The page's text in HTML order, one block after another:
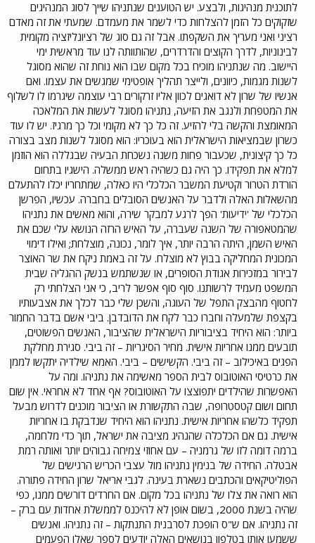
לתוכנית מנהיגות, ולבצע. יש הטוענים שנתניהו שייך לסוג המנהיגים
שזקוקים כל הזמן להצלחות כדי לשמר את מעמדם. שמעתי את זה מאדם
רציני ואני מעריך את השקפתו. אבל זה גם סוג של רציונליזציה מקומית
לבינוניות, לדרך הקוצים והדרדרים, שהותוותה לנו עוד מראשית ימי
היישוב. מה שנתניהו מוכיח בכל מקום שבו הוא נוחת זה שהוא מסוגל
לשנות מגמות, כיוונים, ולייצר תהליך אופטימי שמגשים את עצמו. ואם
אנשיו של שרון לא דואגים לכוון אליו זרקורים רבי עוצמה שיגרמו לו לשלוף
את המטפחת ולנגב את הזיעה, נתניהו מסוגל לעשות את המלאכה
המאומצת והקשה בלי להזיע. זה כל כך לא מקומי וכל כך מרגיז. יש לו עוד
כשרון שבמציאות הישראלית הוא בעוכריו: הוא מסוגל לשנות מצב בצורה
כל כך קיצונית, שכעבור פחות משנה נשכחת הבעיה שבגללה הוא הוזמן
למלא את תפקידו. כך היה גם כשהיה ראש ממשלה. הישגיו בתחום
הורדת הטרור וקטיעת המשבר הכלכלי היו כאלה, שמתחריו יכלו להתעלם
מהשאלות האלה ולדבר על האנשים הסובלים בחברה. עכשיו, הפרשן
הכלכלי של 'ידיעות' הפך לרגע למבקר שירה, והוא מאשים את נתניהו
שהמטאפורה של השנה שעברה, על האיש הרזה הנושא עלי שכם את
האיש השמן, היתה הרבה יותר, איך לומר, נכונה, מוצלחת; ואילו דימוי
המכונית המחליקה בבוץ לא מוצלח. על זה באמת ניקח את שר האוצר
לבירור במזכירות אגודת הסופרים, או שנשתמש בנשק ההגליה שבית
המשפט מעמיד לרשותנו. סוף סוף אפשר לריב, כי אני הצלחתי רק
לחטוף מהבצק התפל של העוגה, והשכן שלי כבר לכלך את אצבעותיו
בקצפת שלמעלה וחברו כבר לקח את הדובדבן. ביבי אשם בדבר החמור
ביותר: הוא היחיד בציבוריות הישראלית שהציבור, האנשים הפשוטים,
תובעים ממנו אחריות אישית. מחיר הסיגריות – זה ביבי. סגירת מחלקת
הפגים באיכילוב – זה ביבי. הקשישים – ביבי. האמא שילדיה יתקשו לממן
את כרטיסי האוטובוס לבית הספר מאשימה את נתניהו. ומה על
האפשרות שהילדים יתפוצצו על האוטובוס? אף אחד לא אחראי. אין שום
תחום ושום קטסטרופה, שבה התקשורת או הציבור מוכנים לדרוש מבעל
תפקיד כלשהו אחריות אישית. נתניהו הוא היחיד שנדבקת בו אחריות
אישית. גם אם הכלכלה שהנהיג מציבה את ישראל, תוך כדי מלחמה,
ברמה דומה לזו של גרמניה – עם אחוזי צמיחה גבוהים יותר ואותה רמת
אבטלה. החידה של בנימין נתניהו מול עצבי הכריש הרגישים של
הפוליטיקאים והכתבים נשארת בעינה. לגבי אריאל שרון החידה פתורה.
הוא רואה את צלו של נתניהו בכל מקום. אם החרדים דורשים ממנו, כפי
שהיה בשנת 2000, בשום אופן לא להיכנס לממשלת אחדות עם ברק –
זה נתניהו. אם ש"ס הופכת לסרבנית התנתקות – זה נתניהו. ואנשים
ששמעו אותו בטלפון בנושאים האלה יודעים לספר שאלו הפעמים